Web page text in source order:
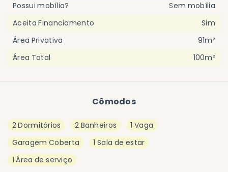
Cômodos
2 Dormitórios 2 Banheiros
1 Vaga
Garagem Coberta
1 Sala de estar
1 Área de serviço
Possui mobília?
Sem mobília
Aceita Financiamento
Sim
Área Privativa
91m²
Área Total
100m²